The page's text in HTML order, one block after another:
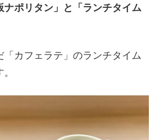
ナポリタン」と「ランチタイム
カフェラテ」のランチタイム